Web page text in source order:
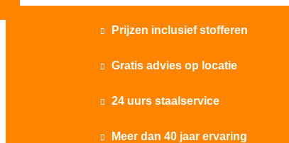
 Prijzen inclusief stofferen
 Gratis advies op locatie
 24 uurs staalservice
 Meer dan 40 jaar ervaring